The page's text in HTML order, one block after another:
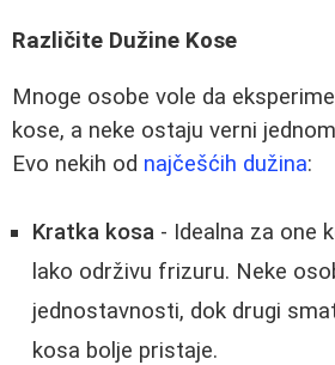
Različite Dužine Kose
Mnoge osobe vole da
kose, a neke ostaju verni
Evo nekih od najčešćih dužina:
Kratka kosa - Idealna za one
lako održivu frizuru. Neke
jednostavnosti, dok drugi
kosa bolje pristaje.